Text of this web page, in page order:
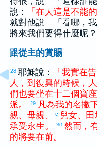
說：
「 在 人這是不能的
就對他說：「看哪，
將來我們要得什麼呢？
跟從主的賞賜
28 耶穌說： 「 我實在
人 ， 到 復興的時候 ，
們也要坐在十二個寶座
派。 29 凡為我的名撇
親、 母親、 c 兒女、 田
承受永生 。 30 然而 ，
的將要在前。